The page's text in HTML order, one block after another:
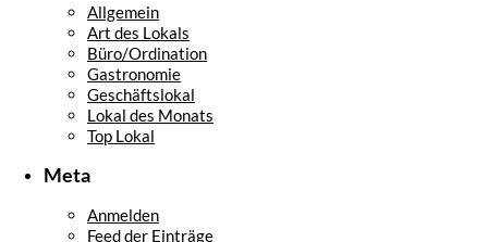
Allgemein
Art des Lokals
Büro/Ordination
Gastronomie
Geschäftslokal
Lokal des Monats
Top Lokal
Meta
Anmelden
Feed der Einträge